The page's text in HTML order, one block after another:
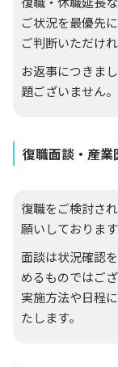
ご状況を最優先に
ご判断いただけ
お返事につきま
題ございません。
復職面談・産
復職をご検討さ
願いしております
面談は状況確認
めるものではござ
実施方法や日程
たします。